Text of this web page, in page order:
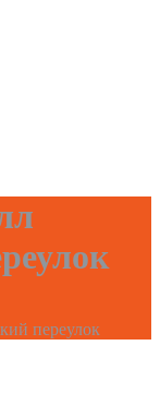
переулок